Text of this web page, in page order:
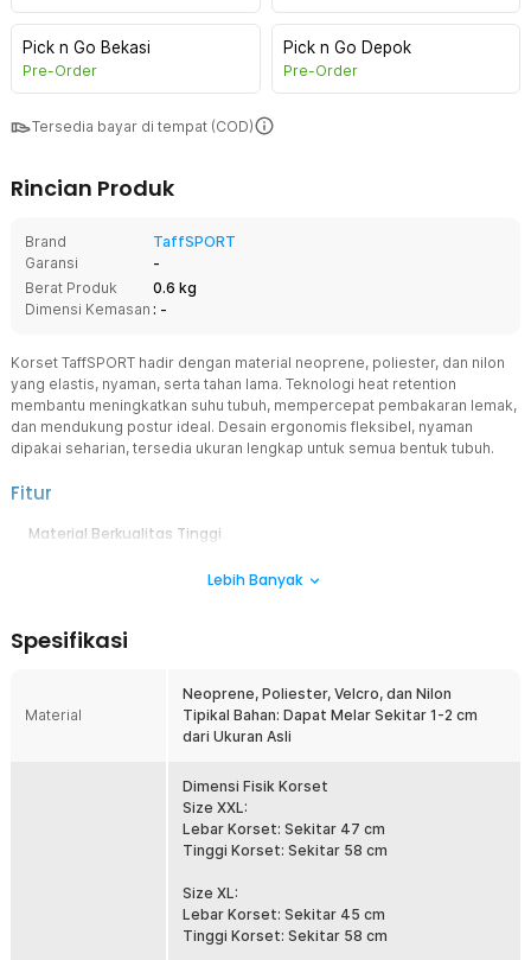
Pick n Go Bekasi
Pre-Order
Pick n Go Depok
Pre-Order
Tersedia bayar di tempat (COD)
Rincian Produk
Brand
TaffSPORT
Garansi
-
Berat Produk
0.6 kg
Dimensi Kemasan : -
Korset TaffSPORT hadir dengan material neoprene, poliester, dan nilon
yang elastis, nyaman, serta tahan lama. Teknologi heat retention
membantu meningkatkan suhu tubuh, mempercepat pembakaran lemak,
dan mendukung postur ideal. Desain ergonomis fleksibel, nyaman
dipakai seharian, tersedia ukuran lengkap untuk semua bentuk tubuh.
Fitur
Material Berkualitas Tinggi
yang memberikan elastisitas tinggi serta kenyamanan luar biasa.
produk. Karakter bahan yang lembut dan fleksibel membuat korset
Meningkatkan Pembakaran Lemak Secara Efektif
Teknologi heat retention pada korset TaffSPORT membantu
meningkatkan suhu tubuh di area perut dan pinggang. Efek panas ini
sehingga mempercepat proses pembakaran lemak dan
detoksifikasi tubuh. Gunakan secara rutin saat berolahraga untuk
hasil lebih cepat dan tubuh lebih ramping.
Desain Ergonomis dan Fleksibel
Potongan ergonomis mengikuti lekuk tubuh dan menyokong area
pinggang serta punggung bawah agar tetap dalam posisi ideal.
Desain ergonomis memberikan tekanan lembut untuk memperbaiki
postur dan membentuk siluet ramping alami. Korset dapat dipakai
Lebih Banyak
Spesifikasi
Material
Neoprene, Poliester, Velcro, dan Nilon
Tipikal Bahan: Dapat Melar Sekitar 1-2 cm
dari Ukuran Asli
Dimensi Fisik Korset
Size XXL:
Lebar Korset: Sekitar 47 cm
Tinggi Korset: Sekitar 58 cm
Size XL:
Lebar Korset: Sekitar 45 cm
Tinggi Korset: Sekitar 58 cm